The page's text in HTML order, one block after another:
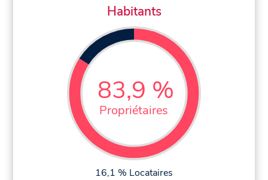
Habitants
83,9 %
Propriétaires
16,1 % Locataires